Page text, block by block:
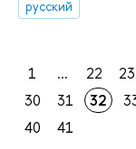
русский
1 ... 22 23
30
31 32
40
41